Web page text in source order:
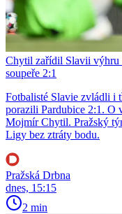
Chytil zařídil Slavii výhru
soupeře 2:1
Fotbalisté Slavie zvládli i
porazili Pardubice 2:1. O
Mojmír Chytil. Pražský
Ligy bez ztráty bodu.
Pražská Drbna
dnes, 15:15
2 min